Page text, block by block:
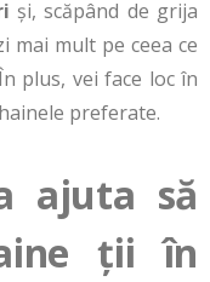
și, scăpând de grija
mai mult pe ceea ce
plus, vei face loc în
preferate.
ajuta să
ții în